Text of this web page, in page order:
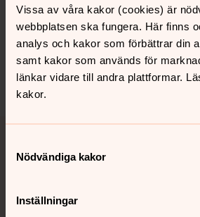
Vissa av våra kakor (cookies) är
webbplatsen ska fungera. Här finns
analys och kakor som förbättrar din
samt kakor som används för
länkar vidare till andra plattformar.
kakor.
Nödvändiga kakor
Inställningar
Synpunkter eller frågor på
innehåll?
Dela
Tillbaka till toppen
Tillbaka till innehållet
Kontakt